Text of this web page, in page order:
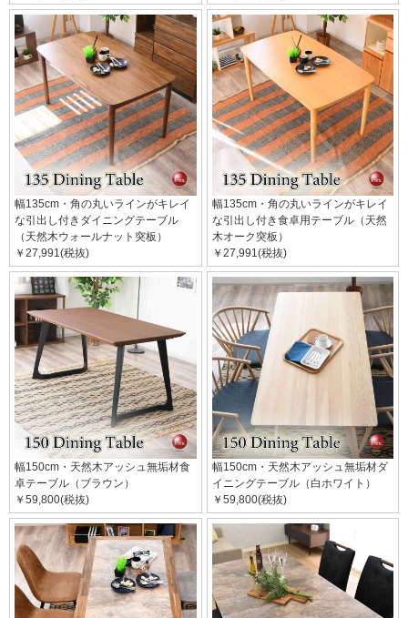
幅135cm・角の丸いラインがキレイ
な引出し付きダイニングテーブル
（天然木ウォールナット突板）
￥27,991(税抜)
幅135cm・角の丸いラインがキレイ
な引出し付き食卓用テーブル（天然
木オーク突板）
￥27,991(税抜)
幅150cm・天然木アッシュ無垢材食
卓テーブル（ブラウン）
￥59,800(税抜)
幅150cm・天然木アッシュ無垢材ダ
イニングテーブル（白ホワイト）
￥59,800(税抜)